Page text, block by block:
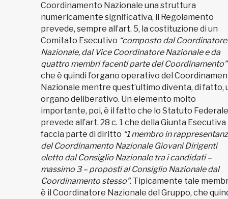
Coordinamento Nazionale una struttura
numericamente significativa, il Regolamento
prevede, sempre all’art. 5, la costituzione di un
Comitato Esecutivo “composto dal Coordinatore
Nazionale, dal Vice Coordinatore Nazionale e da
quattro membri facenti parte del Coordinamento”
che è quindi l’organo operativo del
Nazionale mentre quest’ultimo diventa, di fatto,
organo deliberativo. Un elemento molto
importante, poi, è il fatto che lo Statuto Federale
prevede all’art. 28 c. 1 che della Giunta Esecutiva
faccia parte di diritto “1 membro in
del Coordinamento Nazionale Giovani Dirigenti
eletto dal Consiglio Nazionale tra i candidati –
massimo 3 – proposti al Consiglio Nazionale dal
Coordinamento stesso”. Tipicamente tale
è il Coordinatore Nazionale del Gruppo, che